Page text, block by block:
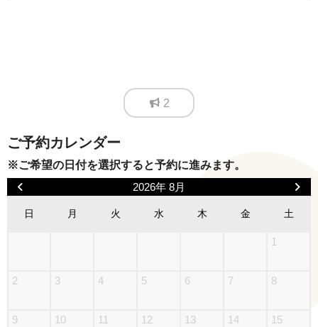
2
ご予約カレンダー
※ご希望の日付を選択すると予約に進みます。
2026年 8月
日 月 火 水 木 金 土
1
2 3 4 5 6 7 8
9 10 11 12 13 14 15